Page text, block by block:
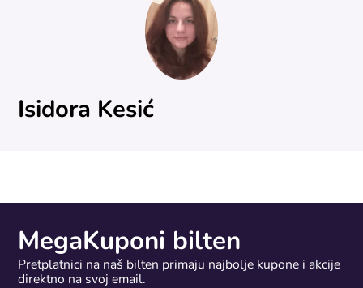
Isidora Kesić
MegaKuponi bilten
Pretplatnici na naš bilten primaju najbolje kupone i akcije
direktno na svoj email.